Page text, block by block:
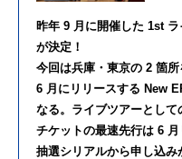
昨年 9 月に開催した 1st
が決定！
今回は兵庫・東京の 2 箇所
6 月にリリースする New
なる。ライブツアーとして
チケットの最速先行は 6
抽選シリアルから申し込